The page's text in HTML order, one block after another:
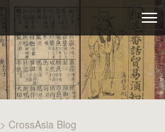
> CrossAsia Blog